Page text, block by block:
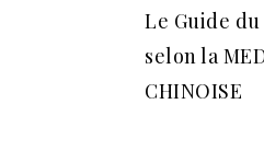
Le Guide du
selon la
CHINOISE